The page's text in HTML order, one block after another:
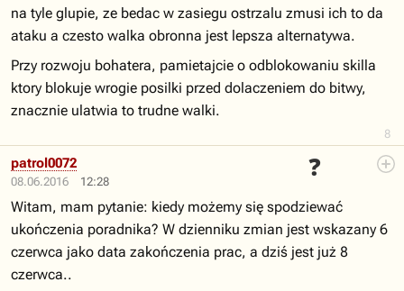
8
na tyle glupie, ze bedac w zasiegu ostrzalu zmusi ich to da
ataku a czesto walka obronna jest lepsza alternatywa.
Przy rozwoju bohatera, pamietajcie o odblokowaniu skilla
ktory blokuje wrogie posilki przed dolaczeniem do bitwy,
znacznie ulatwia to trudne walki.
08.06.2016 12:28
❓
patrol0072
Witam, mam pytanie: kiedy możemy się spodziewać
ukończenia poradnika? W dzienniku zmian jest wskazany 6
czerwca jako data zakończenia prac, a dziś jest już 8
czerwca..